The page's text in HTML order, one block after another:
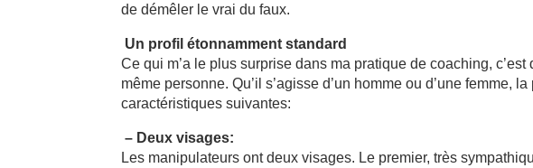
de démêler le vrai du faux.
Un profil étonnamment standard
Ce qui m’a le plus surprise dans ma pratique de coaching,
même personne. Qu’il s’agisse d’un homme ou d’une femme,
caractéristiques suivantes:
– Deux visages:
Les manipulateurs ont deux visages. Le premier, très